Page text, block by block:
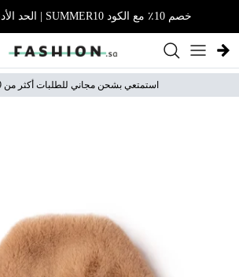
خصم 10٪ مع الكود SUMMER10 | الحد الأدنى للشراء 100
استمتعي بشحن مجاني للطلبات أكثر من 299 ريال